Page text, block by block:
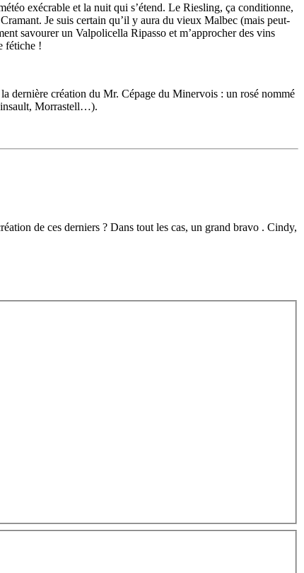
exécrable et la nuit qui s’étend. Le Riesling, ça conditionne,
Je suis certain qu’il y aura du vieux Malbec (mais peut-
savourer un Valpolicella Ripasso et m’approcher des vins
fétiche !
dernière création du Mr. Cépage du Minervois : un rosé nommé
Morrastell…).
de ces derniers ? Dans tout les cas, un grand bravo . Cindy,